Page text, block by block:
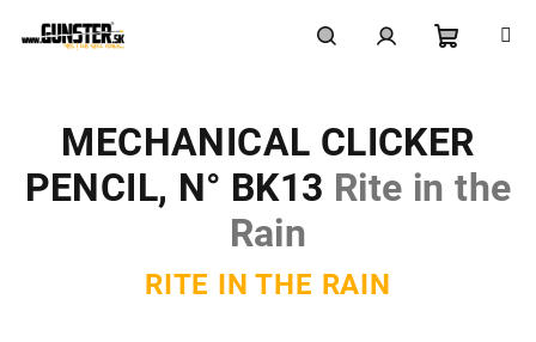
košík
MECHANICAL CLICKER
PENCIL, N° BK13 Rite in the
Rain
RITE IN THE RAIN